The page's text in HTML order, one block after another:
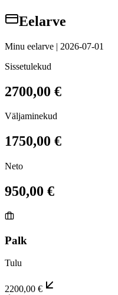
Eelarve
Minu eelarve | 2026-07-01
Sissetulekud
2700,00 €
Väljaminekud
1750,00 €
Neto
950,00 €
Palk
Tulu
2200,00 €